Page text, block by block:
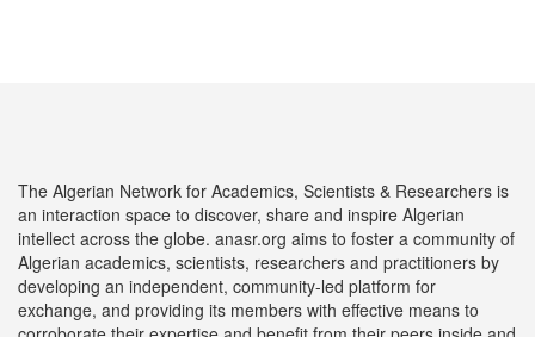
The Algerian Network for Academics, Scientists & Researchers is
an interaction space to discover, share and inspire Algerian
intellect across the globe. anasr.org aims to foster a community of
Algerian academics, scientists, researchers and practitioners by
developing an independent, community-led platform for
exchange, and providing its members with effective means to